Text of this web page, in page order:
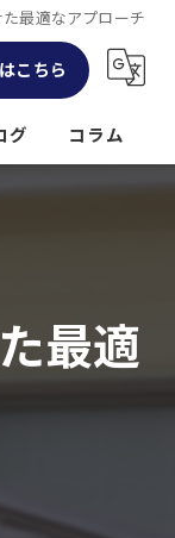
最適なアプローチ
こちら
グ コラム
最適